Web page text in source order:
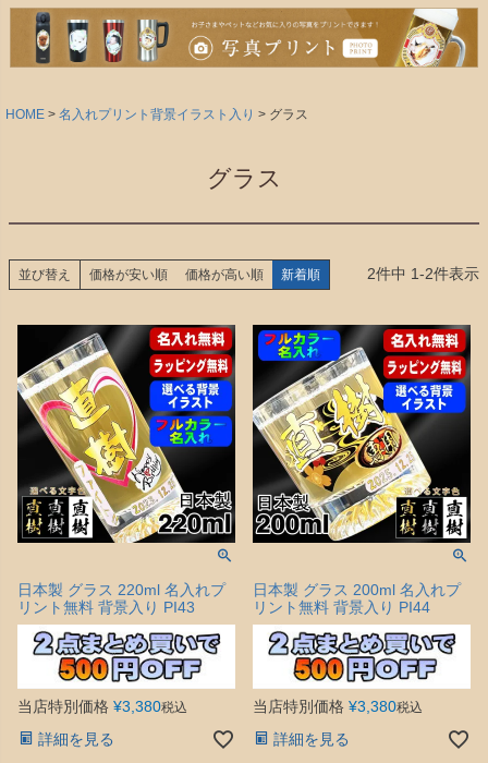
HOME 名入れプリント背景イラスト入り グラス
グラス
並び替え 価格が安い順 価格が高い順 新着順 2件中 1-2件表示
日本製 グラス 220ml 名入れプ
リント無料 背景入り PI43
当店特別価格 ¥3,380税込
詳細を見る
日本製 グラス 200ml 名入れプ
リント無料 背景入り PI44
当店特別価格 ¥3,380税込
詳細を見る